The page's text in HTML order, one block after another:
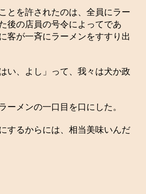
とを許されたのは、全員にラー
後の店員の号令によってであ
客が一斉にラーメンをすすり出
い、よし」って、我々は犬か政
ーメンの一口目を口にした。
するからには、相当美味いんだ